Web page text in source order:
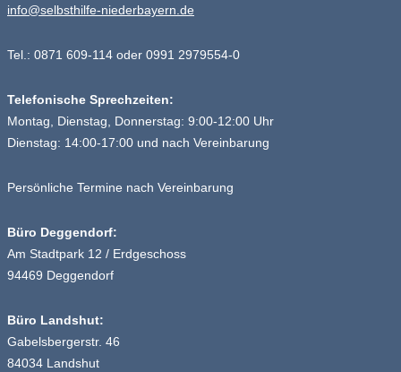
info@selbsthilfe-niederbayern.de
Tel.: 0871 609-114 oder 0991 2979554-0
Telefonische Sprechzeiten:
Montag, Dienstag, Donnerstag: 9:00-12:00 Uhr
Dienstag: 14:00-17:00 und nach Vereinbarung
Persönliche Termine nach Vereinbarung
Büro Deggendorf:
Am Stadtpark 12 / Erdgeschoss
94469 Deggendorf
Büro Landshut:
Gabelsbergerstr. 46
84034 Landshut